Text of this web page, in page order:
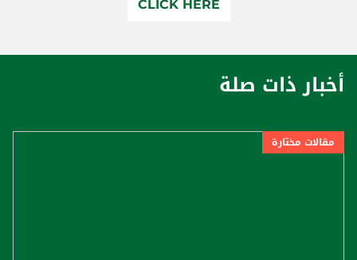
CLICK HERE
أخبار ذات صلة
مقالات مختارة